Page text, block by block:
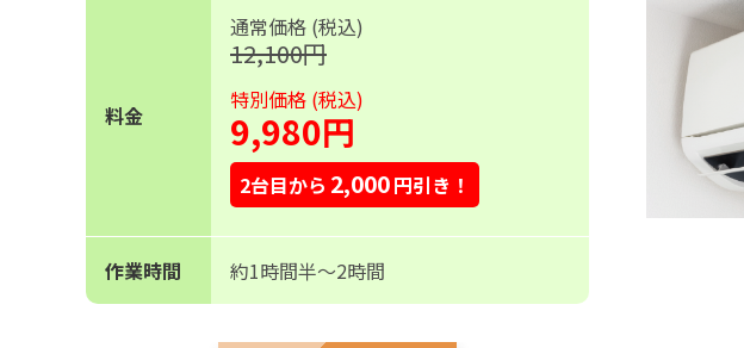
料金
通常価格 (税込)
12,100円
特別価格 (税込)
9,980円
2台目から 2,000円引き！
作業時間 約1時間半〜2時間